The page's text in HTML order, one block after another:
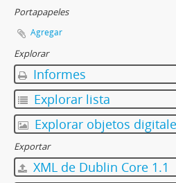
[Unidad documental
[Unidad documental
[Unidad documental
[Unidad documental
[Unidad documental
[Unidad documental
Portapapeles
Agregar
Explorar
Informes
Explorar lista
Explorar objetos
Exportar
XML de Dublin Core 1.1